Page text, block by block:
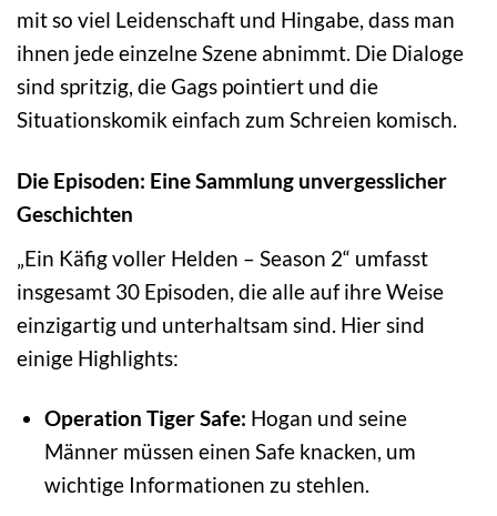
mit so viel Leidenschaft und Hingabe, dass man
ihnen jede einzelne Szene abnimmt. Die Dialoge
sind spritzig, die Gags pointiert und die
Situationskomik einfach zum Schreien komisch.
Die Episoden: Eine Sammlung unvergesslicher
Geschichten
„Ein Käfig voller Helden – Season 2“ umfasst
insgesamt 30 Episoden, die alle auf ihre Weise
einzigartig und unterhaltsam sind. Hier sind
einige Highlights:
Operation Tiger Safe: Hogan und seine
Männer müssen einen Safe knacken, um
wichtige Informationen zu stehlen.